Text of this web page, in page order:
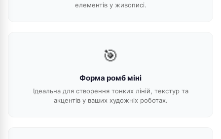
елементів у живописі.
🎯
Форма ромб міні
Ідеальна для створення тонких ліній, текстур та
акцентів у ваших художніх роботах.